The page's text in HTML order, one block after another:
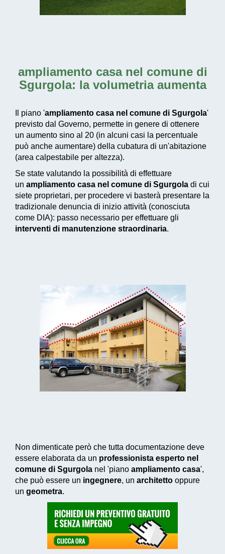
ampliamento casa nel comune di
Sgurgola: la volumetria aumenta
Il piano 'ampliamento casa nel comune di Sgurgola'
previsto dal Governo, permette in genere di ottenere
un aumento sino al 20 (in alcuni casi la percentuale
può anche aumentare) della cubatura di un'abitazione
(area calpestabile per altezza).
Se state valutando la possibilità di effettuare
un ampliamento casa nel comune di Sgurgola di cui
siete proprietari, per procedere vi basterà presentare la
tradizionale denuncia di inizio attività (conosciuta
come DIA): passo necessario per effettuare gli
interventi di manutenzione straordinaria.
Non dimenticate però che tutta documentazione deve
essere elaborata da un professionista esperto nel
comune di Sgurgola nel 'piano ampliamento casa',
che può essere un ingegnere, un architetto oppure
un geometra.